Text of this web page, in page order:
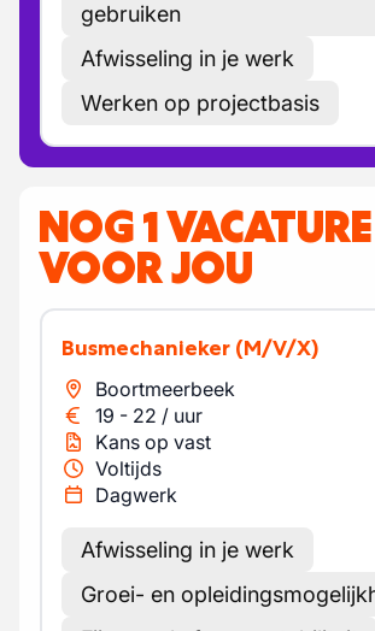
gebruiken
Afwisseling in je werk
Werken op projectbasis
NOG 1 VACATURE
VOOR JOU
Busmechanieker (M/V/X)
Boortmeerbeek
19 - 22 / uur
Kans op vast
Voltijds
Dagwerk
Afwisseling in je werk
Groei- en